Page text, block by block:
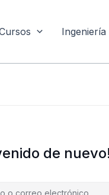
Ingeniería
de nuevo!